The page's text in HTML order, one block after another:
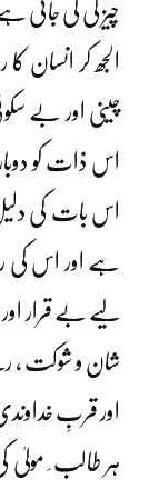
چیز کی کی جاتی
الجھ کر انسان
چینی اور بے
اس ذات کو
اس بات کی
ہے اور اس
لیے بے قرار
شان و شوکت ،
اور قربِ
ہر طالب ِ مولیٰ